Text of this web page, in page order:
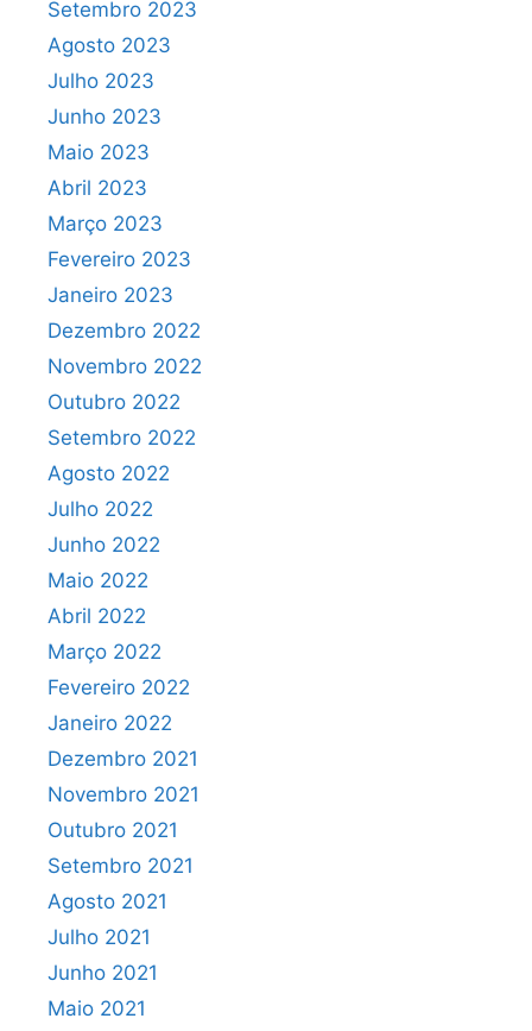
Setembro 2023
Agosto 2023
Julho 2023
Junho 2023
Maio 2023
Abril 2023
Março 2023
Fevereiro 2023
Janeiro 2023
Dezembro 2022
Novembro 2022
Outubro 2022
Setembro 2022
Agosto 2022
Julho 2022
Junho 2022
Maio 2022
Abril 2022
Março 2022
Fevereiro 2022
Janeiro 2022
Dezembro 2021
Novembro 2021
Outubro 2021
Setembro 2021
Agosto 2021
Julho 2021
Junho 2021
Maio 2021